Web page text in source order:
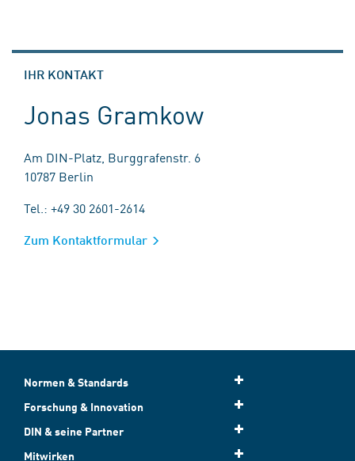
IHR KONTAKT
Jonas Gramkow
Am DIN-Platz, Burggrafenstr. 6
10787 Berlin
Tel.: +49 30 2601-2614
Zum Kontaktformular
Normen & Standards
Forschung & Innovation
DIN & seine Partner
Mitwirken